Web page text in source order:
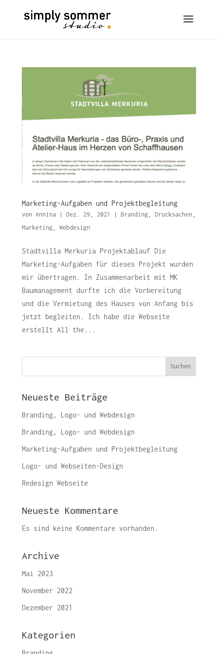
Marketing-Aufgaben und Projektbegleitung
von Annina| Dez. 29, 2021 | Branding, Drucksachen
Marketing, Webdesign
Stadtvilla Merkuria Projektablauf Die
Marketing-Aufgaben für dieses Projekt wurden
mir übertragen. In Zusammenarbeit mit MK
Baumanagement durfte ich die Vorbereitung
und die Vermietung des Hauses von Anfang bis
jetzt begleiten. Ich habe die Webseite
erstellt All the...
Suchen
Neueste Beiträge
Branding, Logo- und Webdesign
Branding, Logo- und Webdesign
Marketing-Aufgaben und Projektbegleitung
Logo- und Webseiten-Design
Redesign Webseite
Neueste Kommentare
Es sind keine Kommentare vorhanden.
Archive
Mai 2023
November 2022
Dezember 2021
Kategorien